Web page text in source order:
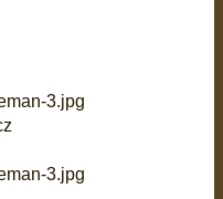
3.jpg
3.jpg